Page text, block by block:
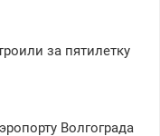
за пятилетку
Волгограда